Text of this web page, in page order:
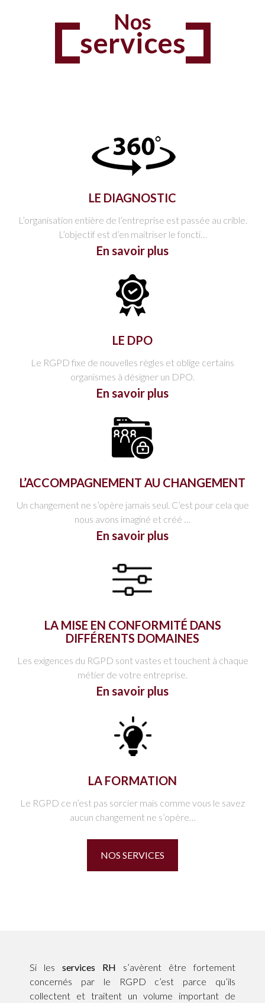
Nos
services
LE DIAGNOSTIC
L’organisation entière de l’entreprise est passée au crible.
L’objectif est d’en maitriser le foncti…
En savoir plus
LE DPO
Le RGPD fixe de nouvelles règles et oblige certains
organismes à désigner un DPO.
En savoir plus
L’ACCOMPAGNEMENT AU CHANGEMENT
Un changement ne s’opère jamais seul. C’est pour cela que
nous avons imaginé et créé …
En savoir plus
LA MISE EN CONFORMITÉ DANS
DIFFÉRENTS DOMAINES
Les exigences du RGPD sont vastes et touchent à chaque
métier de votre entreprise.
En savoir plus
LA FORMATION
Le RGPD ce n’est pas sorcier mais comme vous le savez
aucun changement ne s’opère…
NOS SERVICES
Si les services RH s’avèrent être fortement
concernés par le RGPD c’est parce qu’ils
collectent et traitent un volume important de